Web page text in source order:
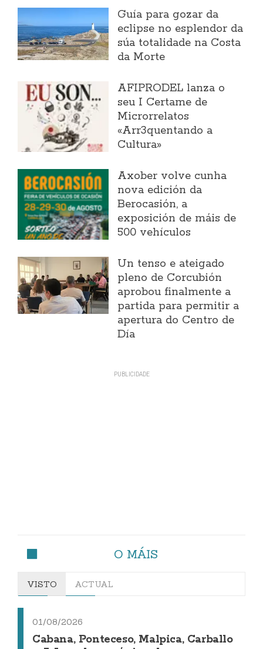
Guía para gozar da
eclipse no esplendor da
súa totalidade na Costa
da Morte
AFIPRODEL lanza o
seu I Certame de
Microrrelatos
«Arr3quentando a
Cultura»
Axober volve cunha
nova edición da
Berocasión, a
exposición de máis de
500 vehículos
Un tenso e ateigado
pleno de Corcubión
aprobou finalmente a
partida para permitir a
apertura do Centro de
Día
O MÁIS
VISTO ACTUAL
01/08/2026
Cabana, Ponteceso, Malpica, Carballo